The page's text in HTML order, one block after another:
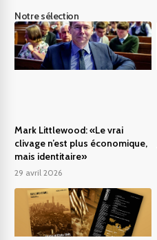
Notre sélection
Mark Littlewood: «Le vrai
clivage n’est plus économique,
mais identitaire»
29 avril 2026